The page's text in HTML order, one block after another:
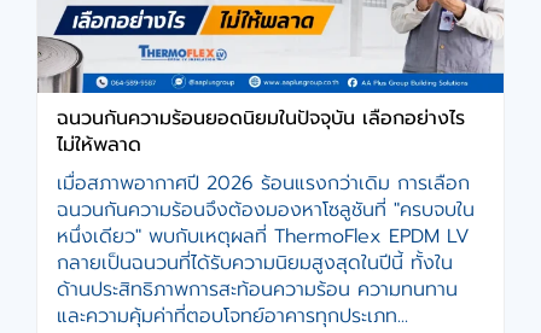
ฉนวนกันความร้อนยอดนิยมในปัจจุบัน เลือกอย่างไร
ไม่ให้พลาด
เมื่อสภาพอากาศปี 2026 ร้อนแรงกว่าเดิม การเลือก
ฉนวนกันความร้อนจึงต้องมองหาโซลูชันที่ "ครบจบใน
หนึ่งเดียว" พบกับเหตุผลที่ ThermoFlex EPDM LV
กลายเป็นฉนวนที่ได้รับความนิยมสูงสุดในปีนี้ ทั้งใน
ด้านประสิทธิภาพการสะท้อนความร้อน ความทนทาน
และความคุ้มค่าที่ตอบโจทย์อาคารทุกประเภท...